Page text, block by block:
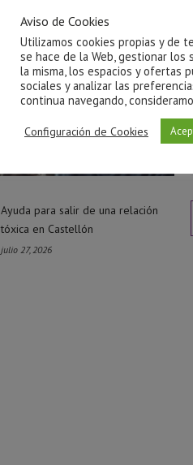
Ayuda para salir de una relación
tóxica en Castellón
julio 27, 2026
Aviso de Cookies
Utilizamos cookies propias y de
se hace de la Web, gestionar
la misma, los espacios y ofertas
sociales y analizar las
continua navegando,
Configuración de Cookies